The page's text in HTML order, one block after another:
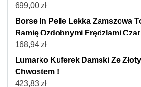
699,00 zł
Borse In Pelle Lekka Zamszowa
Ramię Ozdobnymi Frędzlami
168,94 zł
Lumarko Kuferek Damski Ze
Chwostem !
423,83 zł